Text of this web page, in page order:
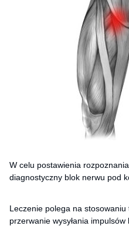
W celu postawienia
diagnostyczny blok nerwu pod
Leczenie polega na
przerwanie wysyłania